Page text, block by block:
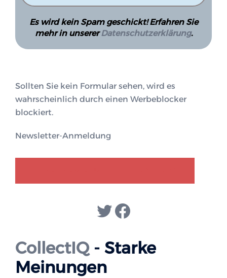
Es wird kein Spam geschickt! Erfahren Sie
mehr in unsererDatenschutzerklärung.
Sollten Sie kein Formular sehen, wird es
wahrscheinlich durch einen Werbeblocker
blockiert.
Newsletter-Anmeldung
Twitter
Facebook
CollectIQ- Starke
Meinungen